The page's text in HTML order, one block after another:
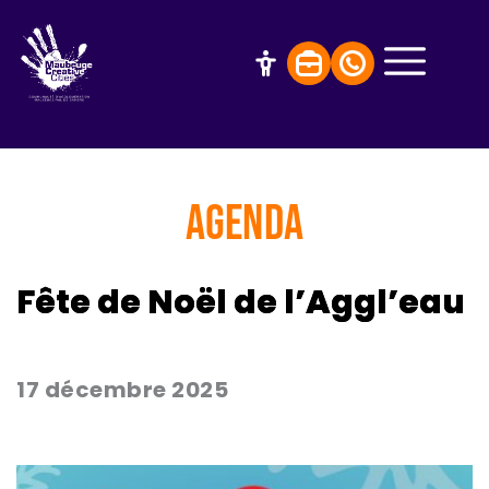
AGENDA
Fête de Noël de l’Aggl’eau
17 décembre 2025